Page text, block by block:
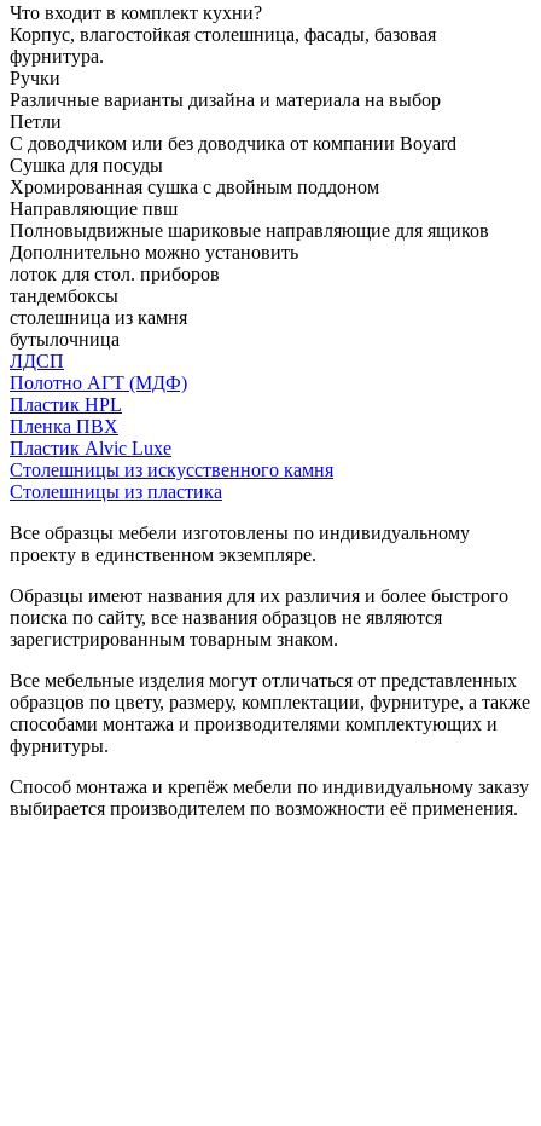
Что входит в комплект кухни?
Корпус, влагостойкая столешница, фасады, базовая
фурнитура.
Ручки
Различные варианты дизайна и материала на выбор
Петли
С доводчиком или без доводчика от компании Boyard
Сушка для посуды
Хромированная сушка с двойным поддоном
Направляющие пвш
Полновыдвижные шариковые направляющие для ящиков
Дополнительно можно установить
лоток для стол. приборов
тандембоксы
столешница из камня
бутылочница
ЛДСП
Полотно АГТ (МДФ)
Пластик HPL
Пленка ПВХ
Пластик Alvic Luxe
Столешницы из искусственного камня
Столешницы из пластика
Все образцы мебели изготовлены по индивидуальному
проекту в единственном экземпляре.
Образцы имеют названия для их различия и более быстрого
поиска по сайту, все названия образцов не являются
зарегистрированным товарным знаком.
Все мебельные изделия могут отличаться от представленных
образцов по цвету, размеру, комплектации, фурнитуре, а также
способами монтажа и производителями комплектующих и
фурнитуры.
Способ монтажа и крепёж мебели по индивидуальному заказу
выбирается производителем по возможности её применения.